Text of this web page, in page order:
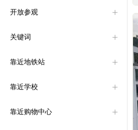
开放参观
关键词
靠近地铁站
靠近学校
靠近购物中心